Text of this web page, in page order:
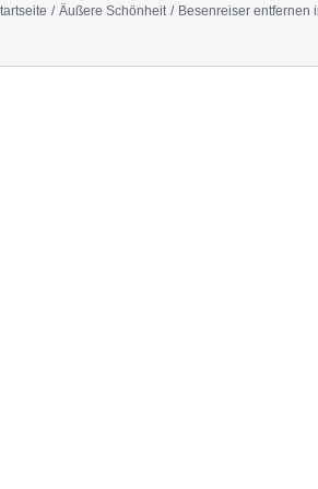
Äußere Schönheit Besenreiser entfernen